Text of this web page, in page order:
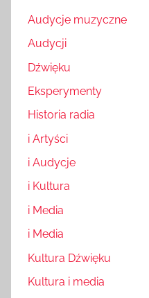
Audycje muzyczne
Audycji
Dźwięku
Eksperymenty
Historia radia
i Artyści
i Audycje
i Kultura
i Media
i Media
Kultura Dźwięku
Kultura i media